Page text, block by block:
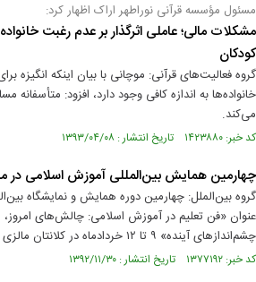
مسئول مؤسسه قرآنی نوراطهر اراک اظهار کرد:
مشکلات مالی؛ عاملی اثرگذار بر عدم رغبت
کودکان
گروه فعالیت‌های قرآنی: موچانی با بیان اینکه انگیزه
خانواده‌ها به اندازه کافی وجود دارد، افزود: متأسفانه
می‌کند.
کد خبر: ۱۴۲۳۸۸۰ تاریخ انتشار : ۱۳۹۳/۰۴/۰۸
چهارمین همایش بین‌المللی آموزش اسلامی در
گروه بین‌الملل: چهارمین دوره همایش و نمایشگاه
عنوان «فن تعلیم در آموزش اسلامی: چالش‌های
چشم‌اندازهای آینده» ۹ تا ۱۲ خردادماه در کلانتان مالزی برگزار می‌شود.
کد خبر: ۱۳۷۷۱۹۲ تاریخ انتشار : ۱۳۹۲/۱۱/۳۰